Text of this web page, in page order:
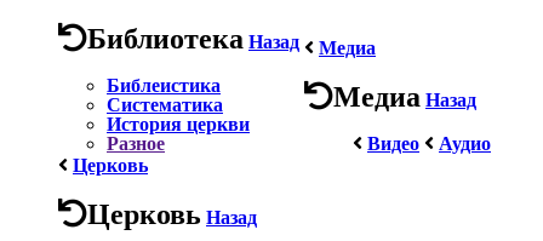
Библиотека Назад
Библеистика
Систематика
История церкви
Разное
Медиа
Медиа Назад
Видео
Аудио
Церковь
Церковь Назад